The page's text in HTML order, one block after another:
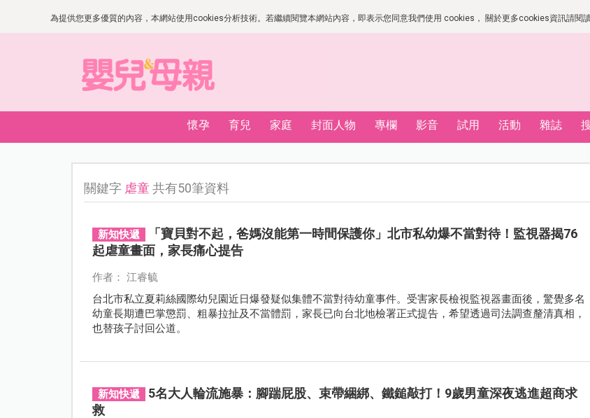
為提供您更多優質的內容，本網站使用cookies分析技術。若繼續閱覽本網站內容，即表示您同意我們使用 cookies， 關於更多cookies資訊請閱
懷孕 育兒 家庭 封面人物 專欄 影音 試用 活動 雜誌
關鍵字 虐童共有50筆資料
新知快遞
「寶貝對不起，爸媽沒能第一時間保護你」北市私幼爆不當對待！監視器揭76
起虐童畫面，家長痛心提告
作者： 江睿毓
台北市私立夏莉絲國際幼兒園近日爆發疑似集體不當對待幼童事件。受害家長檢視監視器畫面後，驚覺多名
幼童長期遭巴掌懲罰、粗暴拉扯及不當體罰，家長已向台北地檢署正式提告，希望透過司法調查釐清真相，
也替孩子討回公道。
新知快遞
5名大人輪流施暴：腳踹屁股、束帶綑綁、鐵鎚敲打！9歲男童深夜逃進超商求
救